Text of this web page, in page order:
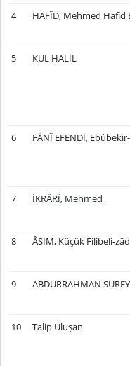
4
HAFÎD, Mehmed Hafîd
5
KUL HALİL
6
FÂNÎ EFENDİ,
7
İKRÂRÎ, Mehmed
8
ÂSIM, Küçük Filibeli-
9
ABDURRAHMAN
10
Talip Uluşan